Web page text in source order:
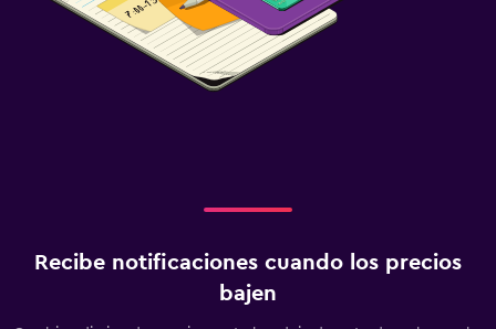
Recibe notificaciones cuando los precios
bajen